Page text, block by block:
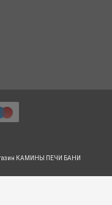
КАМИНЫ ПЕЧИ БАНИ